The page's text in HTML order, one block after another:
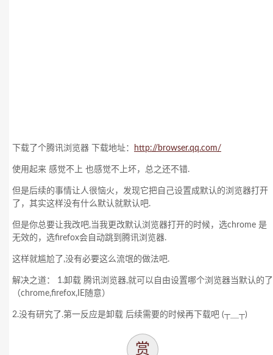
下载了个腾讯浏览器 下载地址： http://browser.qq.com/
使用起来 感觉不上 也感觉不上坏，总之还不错.
但是后续的事情让人很恼火，发现它把自己设置成默认的浏览器打开
了，其实这样没有什么默认就默认吧.
但是你总要让我改吧,当我更改默认浏览器打开的时候，选chrome 是
无效的，选firefox会自动跳到腾讯浏览器.
这样就尴尬了,没有必要这么流氓的做法吧.
解决之道： 1.卸载 腾讯浏览器,就可以自由设置哪个浏览器当默认的了
（chrome,firefox,IE随意）
2.没有研究了.第一反应是卸载 后续需要的时候再下载吧 (┬＿┬)
赏